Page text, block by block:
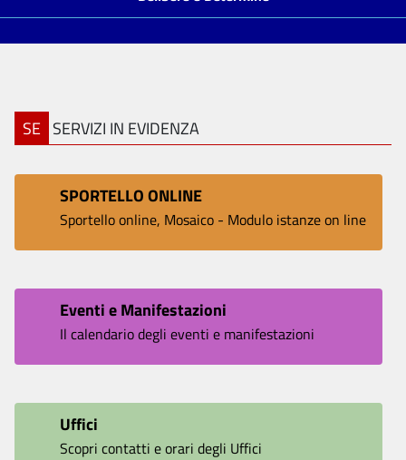
SE SERVIZI IN EVIDENZA
SPORTELLO ONLINE
Sportello online, Mosaico - Modulo istanze on line
Eventi e Manifestazioni
Il calendario degli eventi e manifestazioni
Uffici
Scopri contatti e orari degli Uffici